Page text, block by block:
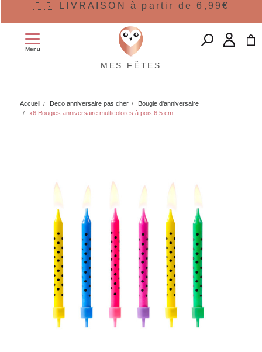
🇫🇷 LIVRAISON à partir de 6,99€
Menu
MES FÊTES
Accueil Deco anniversaire pas cher
Bougie d'anniversaire
x6 Bougies anniversaire multicolores à pois 6,5 cm